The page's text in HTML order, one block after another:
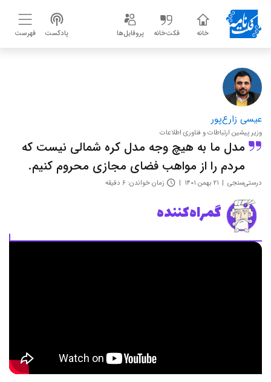
خانه فکت‌خانه پروفایل‌ها پادکست فهرست
عیسی زارع‌پور
وزیر پیشین ارتباطات و فناوری اطلاعات
مدل ما به هیچ وجه مدل کره شمالی نیست که
مردم را از مواهب فضای مجازی محروم کنیم.
درستی‌سنجی ۲۱ بهمن ۱۴۰۱ زمان خواندن: ۶ دقیقه
گمراه‌کننده